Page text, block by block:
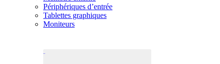
Périphériques d’entrée
Tablettes graphiques
Moniteurs